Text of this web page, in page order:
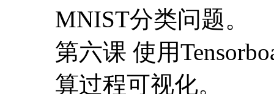
MNIST分类问题。
第六课 使用
算过程可视化。